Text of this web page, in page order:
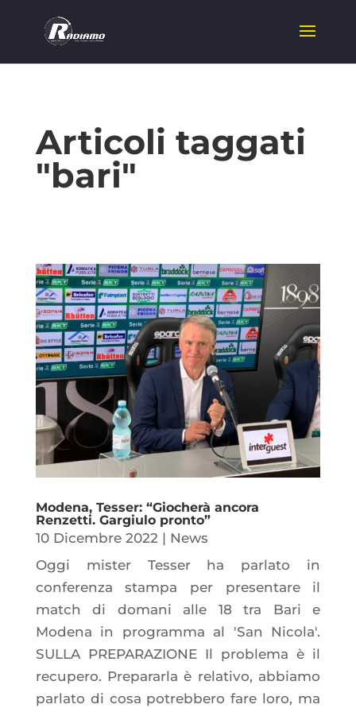
Articoli taggati
"bari"
Modena, Tesser: “Giocherà ancora
Renzetti. Gargiulo pronto”
10 Dicembre 2022 | News
Oggi mister Tesser ha parlato in
conferenza stampa per presentare il
match di domani alle 18 tra Bari e
Modena in programma al 'San Nicola'.
SULLA PREPARAZIONE Il problema è il
recupero. Prepararla è relativo, abbiamo
parlato di cosa potrebbero fare loro, ma